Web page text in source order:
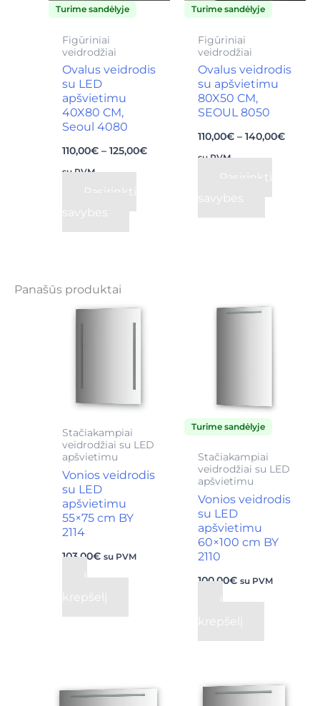
Turime sandėlyje
Figūriniai
veidrodžiai
Ovalus veidrodis
su LED
apšvietimu
40X80 CM,
Seoul 4080
110,00€ – 125,00€
su PVM
Pasirinkti
savybes
options
chosen
page
Turime sandėlyje
Figūriniai
veidrodžiai
Ovalus veidrodis
su apšvietimu
80X50 CM,
SEOUL 8050
110,00€ – 140,00€
su PVM
Pasirinkti
savybes
options
chosen
the
product
page
Panašūs produktai
Stačiakampiai
veidrodžiai su LED
apšvietimu
Vonios veidrodis
su LED
apšvietimu
55×75 cm BY
2114
103,00€ su PVM
Į
krepšelį
Turime sandėlyje
Stačiakampiai
veidrodžiai su LED
apšvietimu
Vonios veidrodis
su LED
apšvietimu
60×100 cm BY
2110
100,00€ su PVM
Į
krepšelį